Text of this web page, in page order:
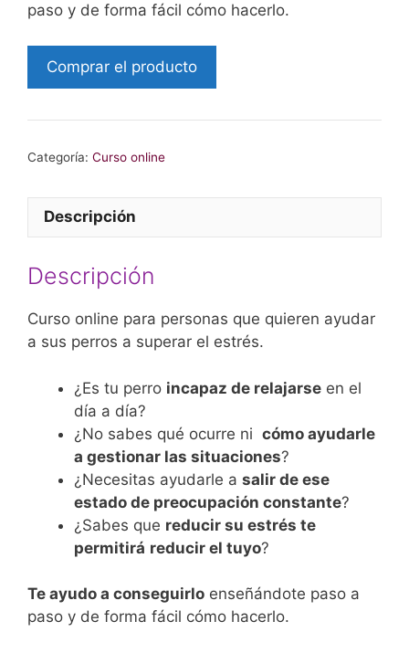
paso y de forma fácil cómo hacerlo.
Comprar el producto
Categoría: Curso online
Descripción
Descripción
Curso online para personas que quieren ayudar
a sus perros a superar el estrés.
¿Es tu perro incapaz de relajarse en el
día a día?
¿No sabes qué ocurre ni cómo ayudarle
a gestionar las situaciones?
¿Necesitas ayudarle a salir de ese
estado de preocupación constante?
¿Sabes que reducir su estrés te
permitirá reducir el tuyo?
Te ayudo a conseguirlo enseñándote paso a
paso y de forma fácil cómo hacerlo.